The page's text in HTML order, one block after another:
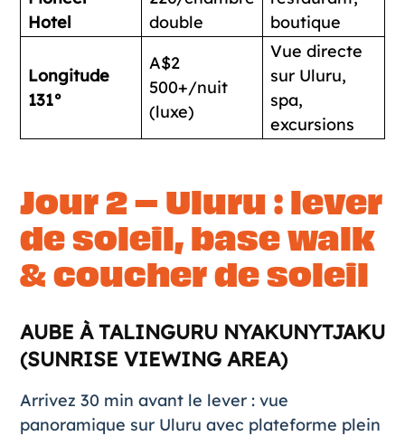
Hotel
double
boutique
Longitude
131°
A$2
500+/nuit
(luxe)
Vue directe
sur Uluru,
spa,
excursions
Jour 2 – Uluru : lever
de soleil, base walk
& coucher de soleil
AUBE À TALINGURU NYAKUNYTJAKU
(SUNRISE VIEWING AREA)
Arrivez 30 min avant le lever : vue
panoramique sur Uluru avec plateforme plein